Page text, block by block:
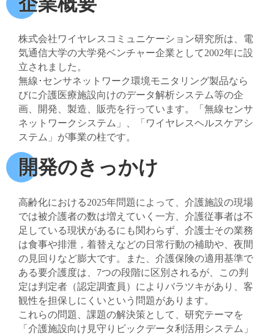
株式会社ワイヤレスコミュニケーション研究所は、電
気通信大学の大学発ベンチャー企業として2002年に設
立されました。
無線･センサネットワーク環境モニタリング製品なら
びに介護医療施設向けのデータ解析システム等の企
画、開発、製造、販売を行っています。「無線センサ
ネットワークシステム」、「ワイヤレスヘルスケアシ
ステム」が事業の柱です。
開発のきっかけ
高齢化における2025年問題によって、介護施設の現場
では被介護者の数は増えていく一方、介護従事者は不
足している現状があるにも関わらず、介護士その業務
は食事や排泄，着替えなどの日常行動の補助や、夜間
の見回りなど膨大です。また、介護保険の適用基準で
ある要介護度は、7つの段階に区別されるが、この判
定は判定者（認定調査員）によりバラツキがあり、客
観性を担保しにくいという問題があります。
これらの問題、課題の解決策として、研究テーマを
「介護施設向け見守りビックデータ利活用システム」